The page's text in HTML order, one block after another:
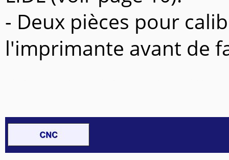
- Deux pièces pour
l'imprimante avant de